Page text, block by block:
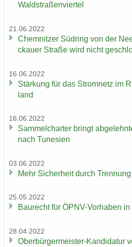
Wald­stra­ßen­vier­tel
21.06.2022
Chem­nit­zer Süd­ring von der
ckau­er Stra­ße wird nicht
16.06.2022
Stär­kung für das Strom­netz im
land
16.06.2022
Sam­mel­char­ter bringt
nach Tu­ne­si­en
03.06.2022
Mehr Si­cher­heit durch
25.05.2022
Bau­recht für ÖPNV-​Vorhaben
28.04.2022
Oberbürgermeister-​Kandidatur